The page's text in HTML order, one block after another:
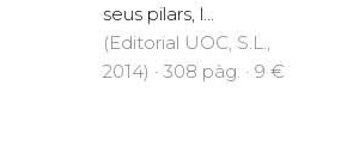
seus pilars, l...
(Editorial UOC, S.L.,
2014) · 308 pàg. · 9 €